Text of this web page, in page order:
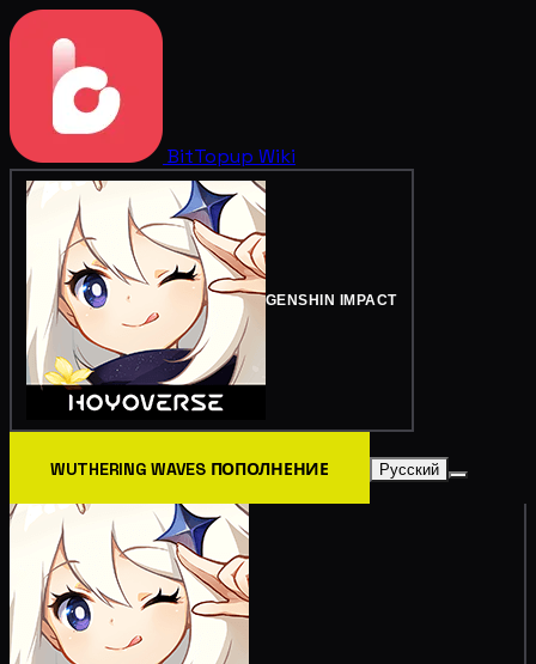
BitTopup Wiki
GENSHIN IMPACT
WUTHERING WAVES ПОПОЛНЕНИЕ Русский